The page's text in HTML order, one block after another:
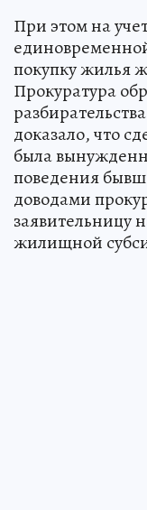
При этом на
покупку жилья
Прокуратура
доказало, что
была
поведения
доводами
заявительницу
жилищной